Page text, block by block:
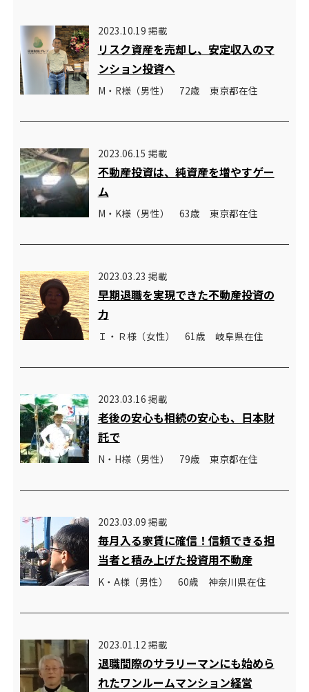
2023.10.19 掲載
リスク資産を売却し、安定収入のマ
ンション投資へ
M・R様（男性） 72歳 東京都在住
2023.06.15 掲載
不動産投資は、純資産を増やすゲー
ム
M・K様（男性） 63歳 東京都在住
2023.03.23 掲載
早期退職を実現できた不動産投資の
力
Ｉ・Ｒ様（女性） 61歳 岐阜県在住
2023.03.16 掲載
老後の安心も相続の安心も、日本財
託で
N・H様（男性） 79歳 東京都在住
2023.03.09 掲載
毎月入る家賃に確信！信頼できる担
当者と積み上げた投資用不動産
K・A様（男性） 60歳 神奈川県在住
2023.01.12 掲載
退職間際のサラリーマンにも始めら
れたワンルームマンション経営